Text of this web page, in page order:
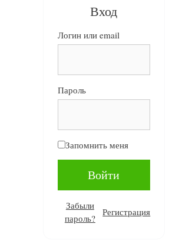
Вход
Логин или email
Пароль
Запомнить меня
Забыли
пароль?
Регистрация